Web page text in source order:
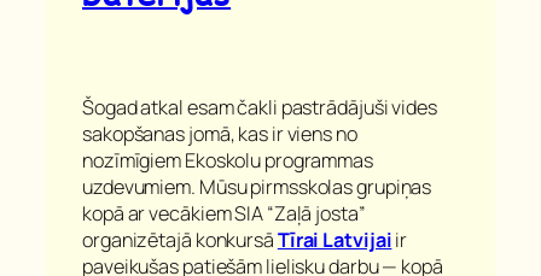
Šogad atkal esam čakli pastrādājuši vides
sakopšanas jomā, kas ir viens no
nozīmīgiem Ekoskolu programmas
uzdevumiem. Mūsu pirmsskolas grupiņas
kopā ar vecākiem SIA “Zaļā josta”
organizētajā konkursāTīrai Latvijaiir
paveikušas patiešām lielisku darbu — kopā